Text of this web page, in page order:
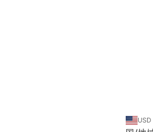
USD